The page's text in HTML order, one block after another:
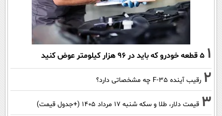
1 ۵ قطعه خودرو که باید در ۹۶ هزار کیلومتر عوض کنید
2 رقیب آینده F-35 چه مشخصاتی دارد؟
3 قیمت دلار، طلا و سکه شنبه ۱۷ مرداد ۱۴۰۵ (+جدول قیمت)